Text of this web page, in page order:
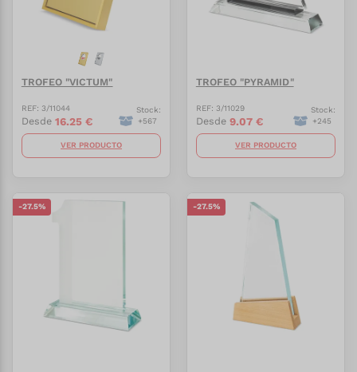
TROFEO "VICTUM"
REF: 3/11044
Desde 16.25 €
Stock:
+567
VER PRODUCTO
TROFEO "PYRAMID"
REF: 3/11029
Desde 9.07 €
Stock:
+245
VER PRODUCTO
-27.5% -27.5%